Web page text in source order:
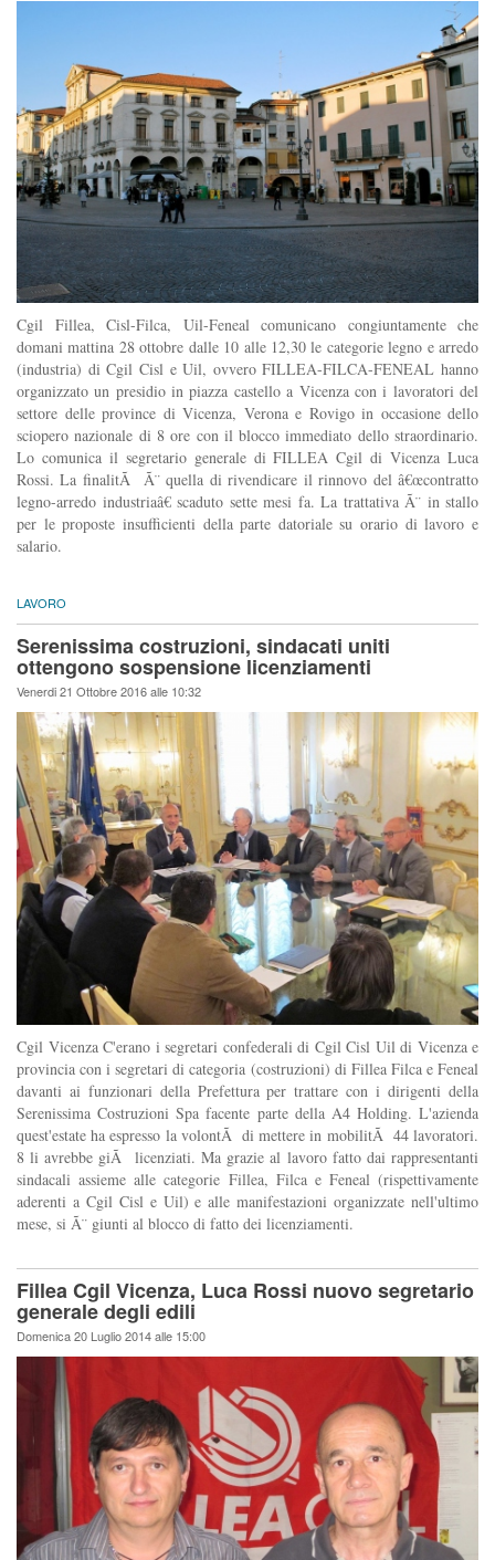
Cgil Fillea, Cisl-Filca, Uil-Feneal comunicano congiuntamente che
domani mattina 28 ottobre dalle 10 alle 12,30 le categorie legno e arredo
(industria) di Cgil Cisl e Uil, ovvero FILLEA-FILCA-FENEAL hanno
organizzato un presidio in piazza castello a Vicenza con i lavoratori del
settore delle province di Vicenza, Verona e Rovigo in occasione dello
sciopero nazionale di 8 ore con il blocco immediato dello straordinario.
Lo comunica il segretario generale di FILLEA Cgil di Vicenza Luca
Rossi. La finalitÃ Ã¨ quella di rivendicare il rinnovo del â€œcontratto
legno-arredo industriaâ€ scaduto sette mesi fa. La trattativa Ã¨ in stallo
per le proposte insufficienti della parte datoriale su orario di lavoro e
salario.
LAVORO
Serenissima costruzioni, sindacati uniti
ottengono sospensione licenziamenti
Venerdi 21 Ottobre 2016 alle 10:32
Cgil Vicenza C'erano i segretari confederali di Cgil Cisl Uil di Vicenza e
provincia con i segretari di categoria (costruzioni) di Fillea Filca e Feneal
davanti ai funzionari della Prefettura per trattare con i dirigenti della
Serenissima Costruzioni Spa facente parte della A4 Holding. L'azienda
quest'estate ha espresso la volontÃ di mettere in mobilitÃ 44 lavoratori.
8 li avrebbe giÃ licenziati. Ma grazie al lavoro fatto dai rappresentanti
sindacali assieme alle categorie Fillea, Filca e Feneal (rispettivamente
aderenti a Cgil Cisl e Uil) e alle manifestazioni organizzate nell'ultimo
mese, si Ã¨ giunti al blocco di fatto dei licenziamenti.
Fillea Cgil Vicenza, Luca Rossi nuovo segretario
generale degli edili
Domenica 20 Luglio 2014 alle 15:00